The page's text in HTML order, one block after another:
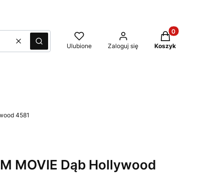
WyczyśćSzukaj Ulubione Zaloguj się
Produkty w
Koszyk
4581
MOVIE Dąb Hollywood